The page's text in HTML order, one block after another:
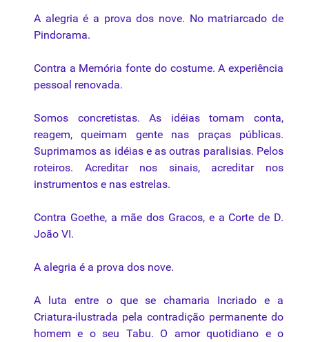
A alegria é a prova dos nove. No matriarcado de
Pindorama.
Contra a Memória fonte do costume. A experiência
pessoal renovada.
Somos concretistas. As idéias tomam conta,
reagem, queimam gente nas praças públicas.
Suprimamos as idéias e as outras paralisias. Pelos
roteiros. Acreditar nos sinais, acreditar nos
instrumentos e nas estrelas.
Contra Goethe, a mãe dos Gracos, e a Corte de D.
João VI.
A alegria é a prova dos nove.
A luta entre o que se chamaria Incriado e a
Criatura-ilustrada pela contradição permanente do
homem e o seu Tabu. O amor quotidiano e o